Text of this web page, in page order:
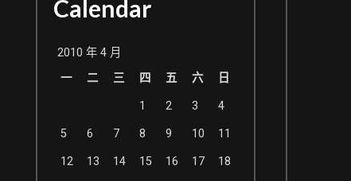
Calendar
2010 年 4 月
一
二 三 四 五 六 日
1 2 3 4
5 6 7 8 9 10 11
12 13 14 15 16 17 18